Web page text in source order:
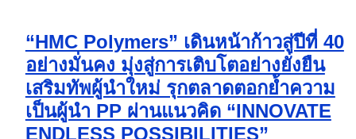
“HMC Polymers” เดินหน้าก้าวสู่ปีที่ 40
อย่างมั่นคง มุ่งสู่การเติบโตอย่างยั่งยืน
เสริมทัพผู้นำใหม่ รุกตลาดตอกย้ำความ
เป็นผู้นำ PP ผ่านแนวคิด “INNOVATE
ENDLESS POSSIBILITIES”